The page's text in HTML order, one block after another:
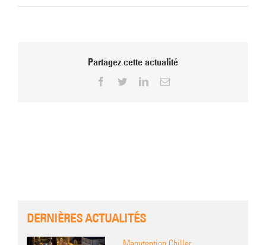
Partagez cette actualité
Facebook
TwitterLinkedInEmail
DERNIÈRES ACTUALITÉS